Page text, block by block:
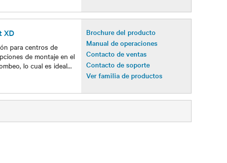
XD
para centros de
de montaje en el
lo cual es ideal...
Brochure del producto
Manual de operaciones
Contacto de ventas
Contacto de soporte
Ver familia de productos